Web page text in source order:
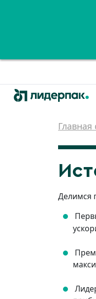
Главная
Делимся